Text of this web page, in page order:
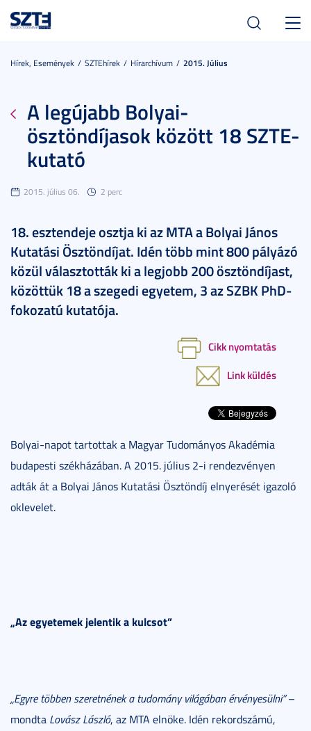
Hírek, Események SZTEhírek Hírarchívum 2015. Július
A legújabb Bolyai-
ösztöndíjasok között 18 SZTE-
kutató
2015. július 06. 2 perc
18. esztendeje osztja ki az MTA a Bolyai János
Kutatási Ösztöndíjat. Idén több mint 800 pályázó
közül választották ki a legjobb 200 ösztöndíjast,
közöttük 18 a szegedi egyetem, 3 az SZBK PhD-
fokozatú kutatója.
Cikk nyomtatás
Link küldés
Bolyai-napot tartottak a Magyar Tudományos Akadémia
budapesti székházában. A 2015. július 2-i rendezvényen
adták át a Bolyai János Kutatási Ösztöndíj elnyerését igazoló
oklevelet.
„Az egyetemek jelentik a kulcsot”
„Egyre többen szeretnének a tudomány világában érvényesülni”–
mondta Lovász László, az MTA elnöke. Idén rekordszámú,